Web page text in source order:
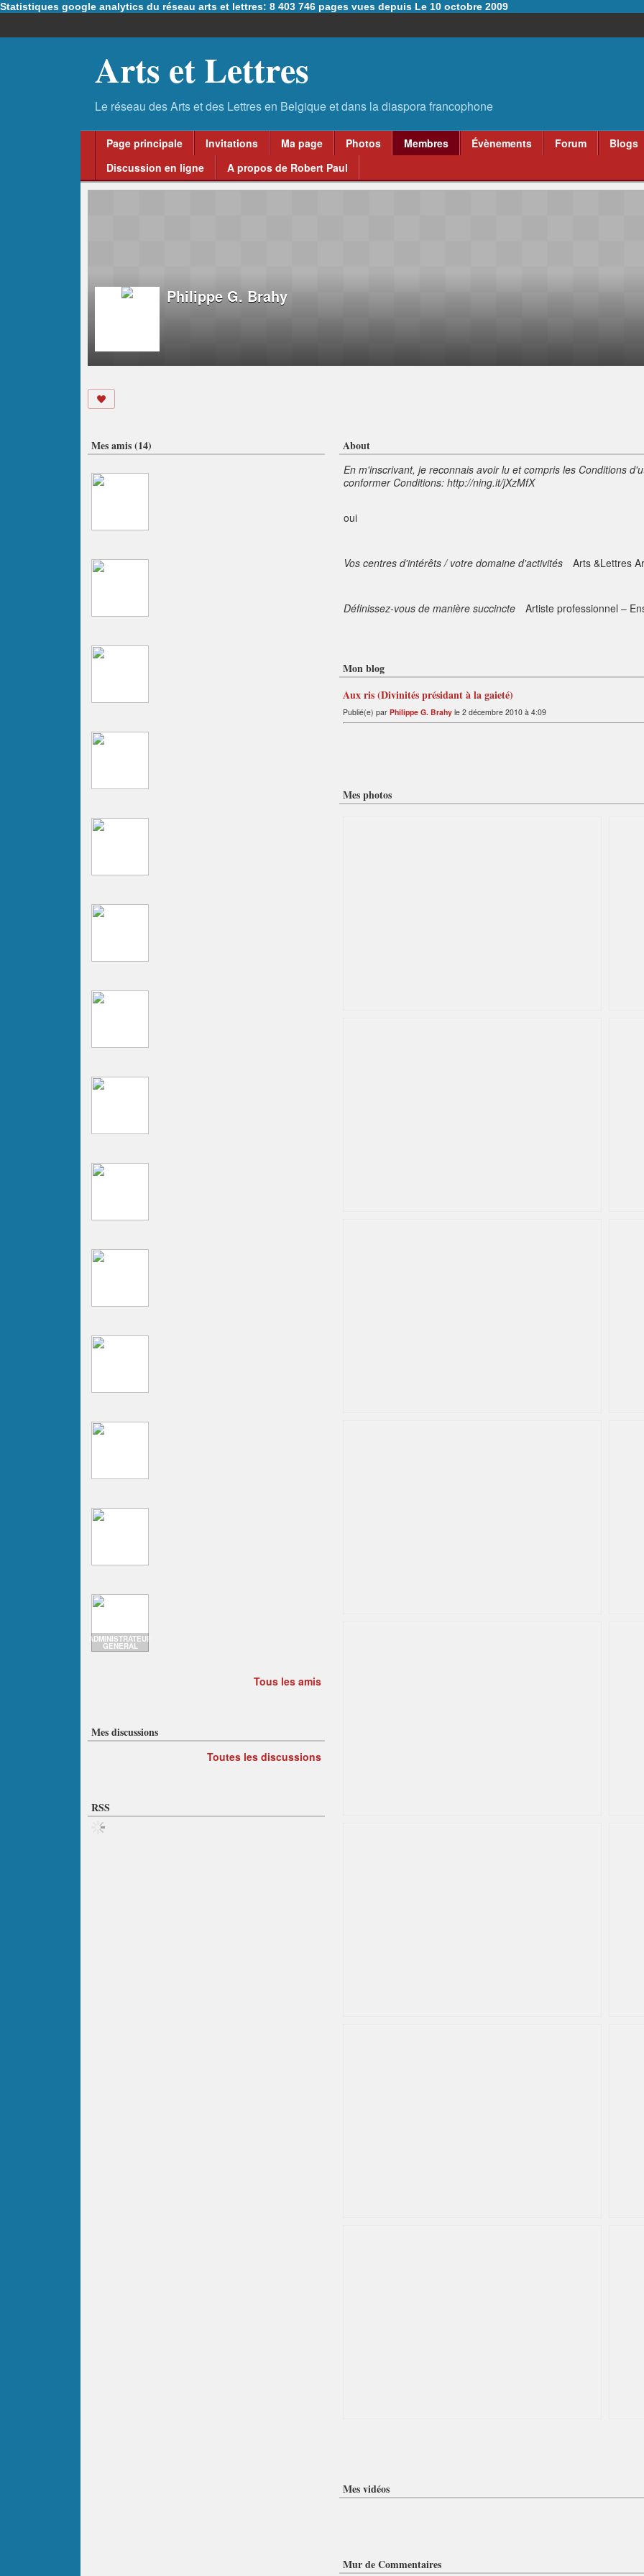
Statistiques google analytics du réseau arts et lettres: 8 403 746 pages vues depuis Le 10 octobre 2009
Arts et Lettres
Page principale Invitations Ma page Photos Membres Évènements Forum Blogs
Discussion en ligne
A propos de Robert Paul
Philippe G. Brahy
About
En m'inscrivant, je reconnais avoir lu et compris les Conditions
conformer Conditions: http://ning.it/jXzMfX
oui
Vos centres d'intérêts / votre domaine d'activités Arts &Lettres
Définissez-vous de manière succincte Artiste professionnel –
Mon blog
Aux ris (Divinités présidant à la gaieté)
Publié(e) par Philippe G. Brahy le 2 décembre 2010 à 4:09
Mes photos
Mes vidéos
Mur de Commentaires
Mes amis (14)
ADMINISTRATEUR
GENERAL
Tous les amis
Mes discussions
Toutes les discussions
RSS